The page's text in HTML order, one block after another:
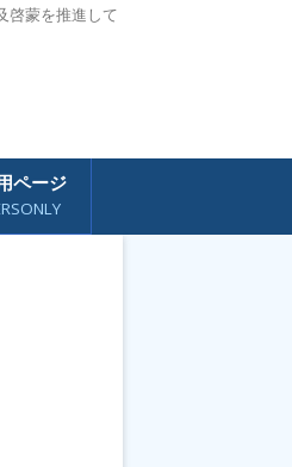
啓蒙を推進して
ページ